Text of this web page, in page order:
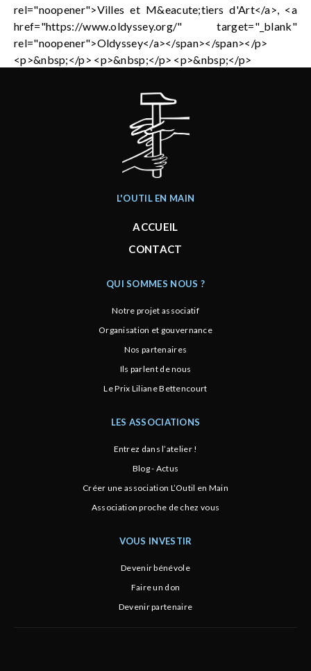
rel="noopener">Villes et M&eacute;tiers d'Art</a>, <a
href="https://www.oldyssey.org/" target="_blank"
rel="noopener">Oldyssey</a></span></span></p>
<p>&nbsp;</p> <p>&nbsp;</p> <p>&nbsp;</p>
L'OUTIL EN MAIN
ACCUEIL
CONTACT
QUI SOMMES NOUS ?
Notre projet associatif
Organisation et gouvernance
Nos partenaires
Ils parlent de nous
Le Prix Liliane Bettencourt
LES ASSOCIATIONS
Entrez dans l’atelier !
Blog - Actus
Créer une association L’Outil en Main
Association proche de chez vous
VOUS INVESTIR
Devenir bénévole
Faire un don
Devenir partenaire